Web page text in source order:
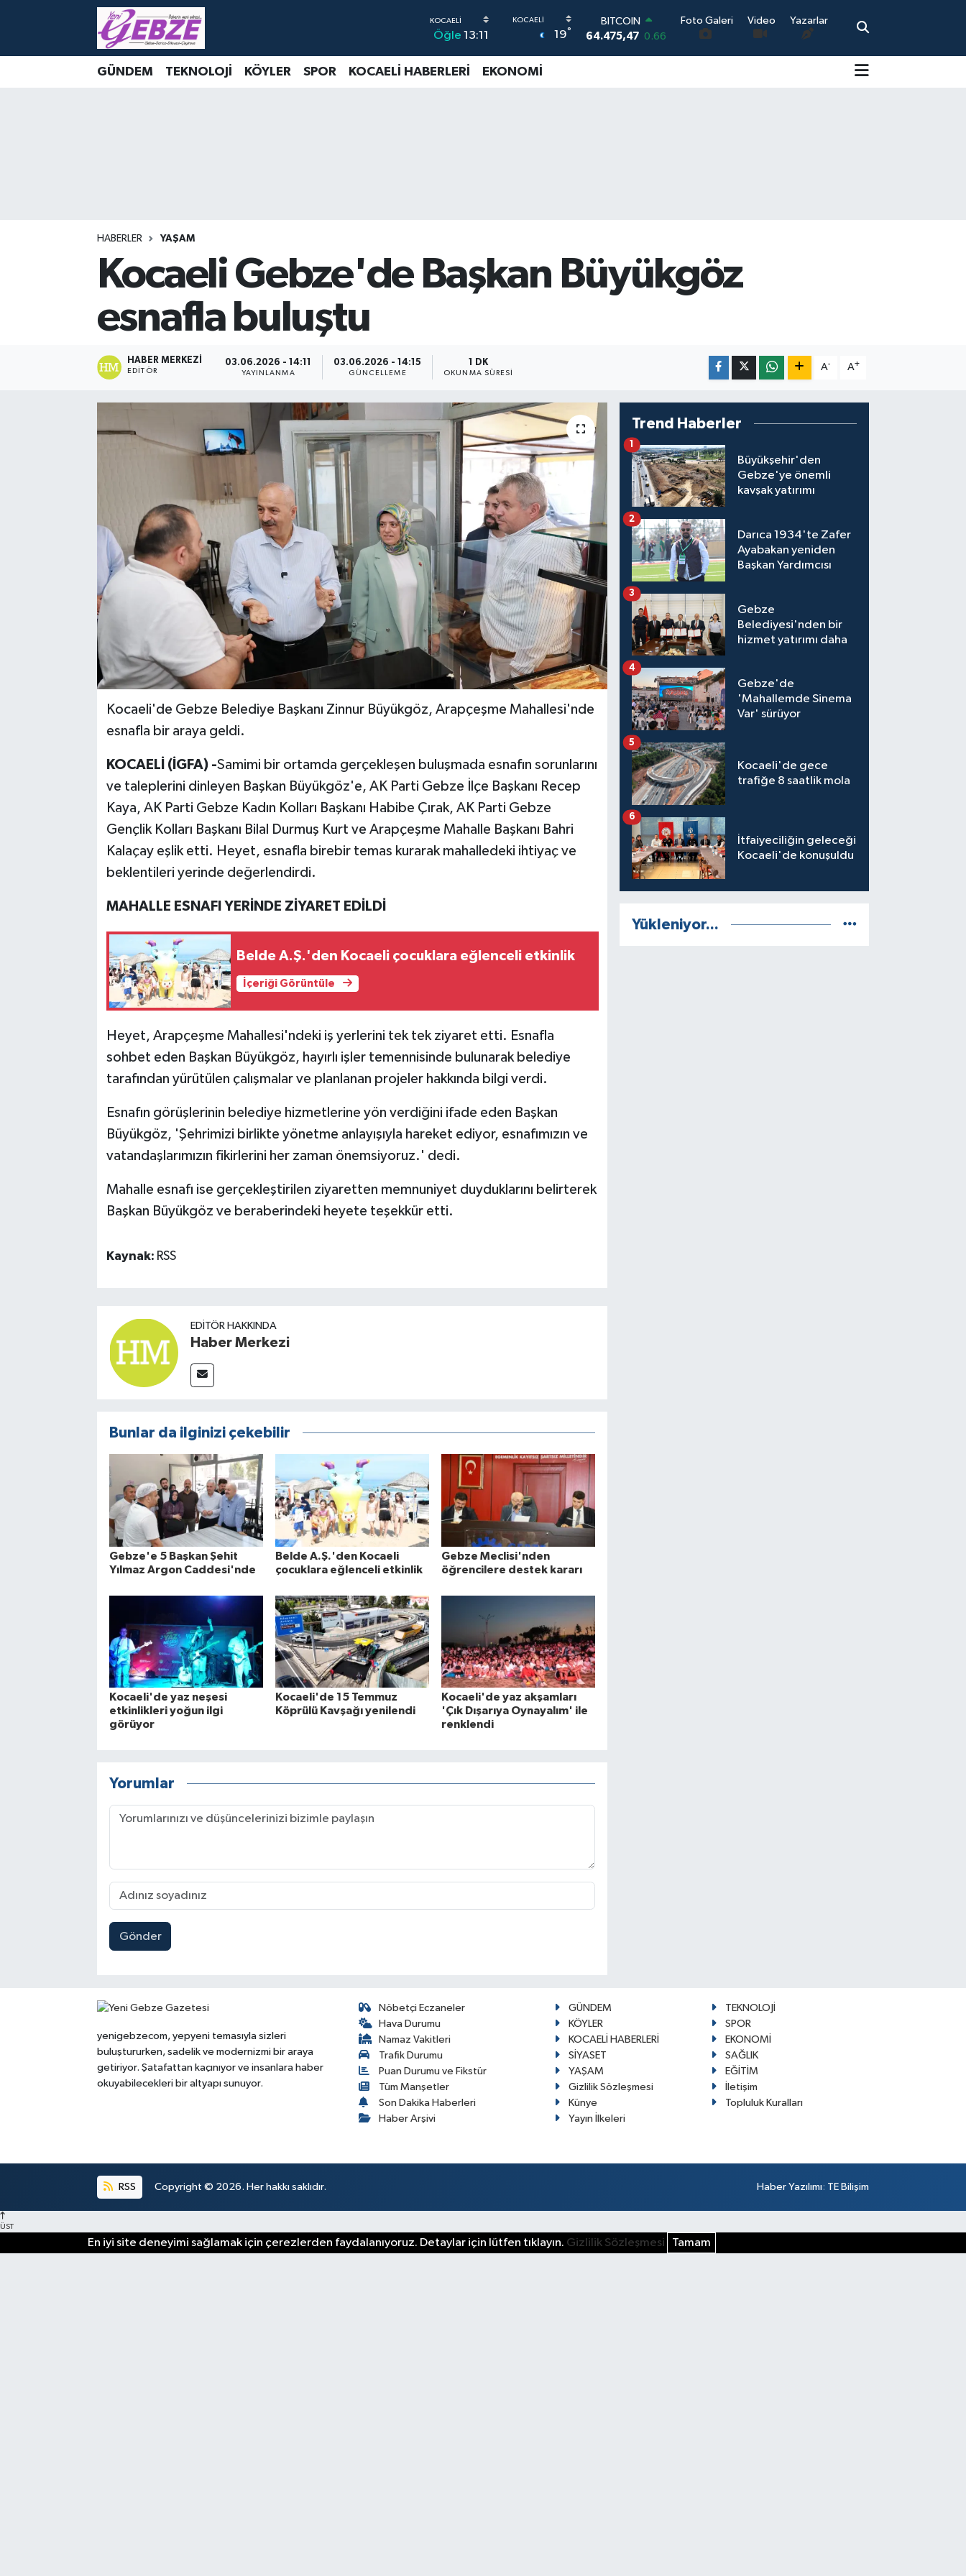
Öğle 13:11 19°
DOLAR
47,5971
0.05
EURO
Foto Galeri Video Yazarlar
GÜNDEM TEKNOLOJİ KÖYLER SPOR KOCAELİ HABERLERİ EKONOMİ
HABERLER YAŞAM
Kocaeli Gebze'de Başkan Büyükgöz
esnafla buluştu
HABER MERKEZI
EDITÖR
03.06.2026 - 14:11
YAYINLANMA
03.06.2026 - 14:15
GÜNCELLEME
1 DK
OKUNMA SÜRESI
A- A+
Kocaeli'de Gebze Belediye Başkanı Zinnur Büyükgöz, Arapçeşme Mahallesi'nde
esnafla bir araya geldi.
KOCAELİ (İGFA) -Samimi bir ortamda gerçekleşen buluşmada esnafın sorunlarını
ve taleplerini dinleyen Başkan Büyükgöz'e, AK Parti Gebze İlçe Başkanı Recep
Kaya, AK Parti Gebze Kadın Kolları Başkanı Habibe Çırak, AK Parti Gebze
Gençlik Kolları Başkanı Bilal Durmuş Kurt ve Arapçeşme Mahalle Başkanı Bahri
Kalaçay eşlik etti. Heyet, esnafla birebir temas kurarak mahalledeki ihtiyaç ve
beklentileri yerinde değerlendirdi.
MAHALLE ESNAFI YERİNDE ZİYARET EDİLDİ
Belde A.Ş.'den Kocaeli çocuklara eğlenceli etkinlik
İçeriği Görüntüle
Heyet, Arapçeşme Mahallesi'ndeki iş yerlerini tek tek ziyaret etti. Esnafla
sohbet eden Başkan Büyükgöz, hayırlı işler temennisinde bulunarak belediye
tarafından yürütülen çalışmalar ve planlanan projeler hakkında bilgi verdi.
Esnafın görüşlerinin belediye hizmetlerine yön verdiğini ifade eden Başkan
Büyükgöz, 'Şehrimizi birlikte yönetme anlayışıyla hareket ediyor, esnafımızın ve
vatandaşlarımızın fikirlerini her zaman önemsiyoruz.' dedi.
Mahalle esnafı ise gerçekleştirilen ziyaretten memnuniyet duyduklarını belirterek
Başkan Büyükgöz ve beraberindeki heyete teşekkür etti.
Kaynak: RSS
EDITÖR HAKKINDA
Haber Merkezi
Bunlar da ilginizi çekebilir
Gebze'e 5 Başkan Şehit
Yılmaz Argon Caddesi'nde
Belde A.Ş.'den Kocaeli
çocuklara eğlenceli etkinlik
Gebze Meclisi'nden
öğrencilere destek kararı
Kocaeli'de yaz neşesi
etkinlikleri yoğun ilgi
görüyor
Kocaeli'de 15 Temmuz
Köprülü Kavşağı yenilendi
Kocaeli'de yaz akşamları
'Çık Dışarıya Oynayalım' ile
renklendi
Yorumlar
Gönder
Trend Haberler
Büyükşehir'den
Gebze'ye önemli
kavşak yatırımı
1
Darıca 1934'te Zafer
Ayabakan yeniden
Başkan Yardımcısı
2
Gebze
Belediyesi'nden bir
hizmet yatırımı daha
3
Gebze'de
'Mahallemde Sinema
Var' sürüyor
4
Kocaeli'de gece
trafiğe 8 saatlik mola
5
İtfaiyeciliğin geleceği
Kocaeli'de konuşuldu
6
Yükleniyor...
yenigebzecom, yepyeni temasıyla sizleri
buluştururken, sadelik ve modernizmi bir araya
getiriyor. Şatafattan kaçınıyor ve insanlara haber
okuyabilecekleri bir altyapı sunuyor.
Nöbetçi Eczaneler
Hava Durumu
Namaz Vakitleri
Trafik Durumu
Puan Durumu ve Fikstür
Tüm Manşetler
Son Dakika Haberleri
Haber Arşivi
GÜNDEM
TEKNOLOJİ
KÖYLER
SPOR
KOCAELİ HABERLERİ
EKONOMİ
SİYASET
SAĞLIK
YAŞAM
EĞİTİM
Gizlilik Sözleşmesi
İletişim
Künye
Topluluk Kuralları
Yayın İlkeleri
RSS Copyright © 2026. Her hakkı saklıdır. Haber Yazılımı: TE Bilişim
ÜST
En iyi site deneyimi sağlamak için çerezlerden faydalanıyoruz. Detaylar için lütfen tıklayın. Gizlilik Sözleşmesi Tamam
Nöbetçi Eczaneler
Tüm Manşetler
Son Dakika Haberleri
Haber Arşivi